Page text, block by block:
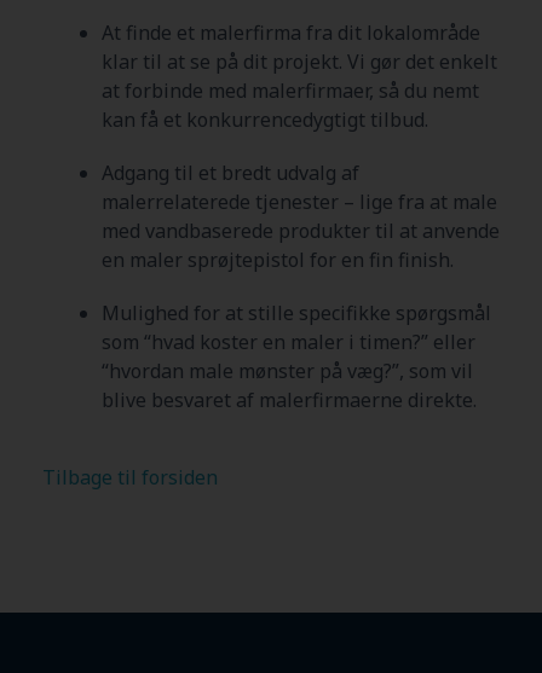
At finde et malerfirma fra dit lokalområde
klar til at se på dit projekt. Vi gør det enkelt
at forbinde med malerfirmaer, så du nemt
kan få et konkurrencedygtigt tilbud.
Adgang til et bredt udvalg af
malerrelaterede tjenester – lige fra at male
med vandbaserede produkter til at anvende
en maler sprøjtepistol for en fin finish.
Mulighed for at stille specifikke spørgsmål
som “hvad koster en maler i timen?” eller
“hvordan male mønster på væg?”, som vil
blive besvaret af malerfirmaerne direkte.
Tilbage til forsiden